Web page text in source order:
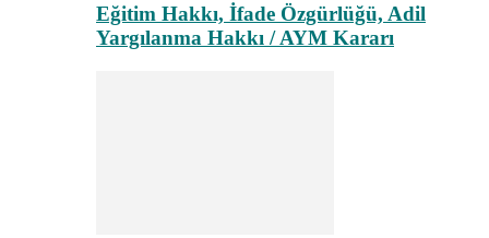
Eğitim Hakkı, İfade Özgürlüğü, Adil
Yargılanma Hakkı / AYM Kararı